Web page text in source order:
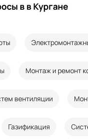
в в Кургане
Монтаж и ремонт
вентиляции
Газификация